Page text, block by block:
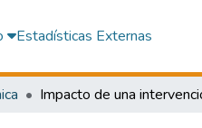
Estadísticas Externas